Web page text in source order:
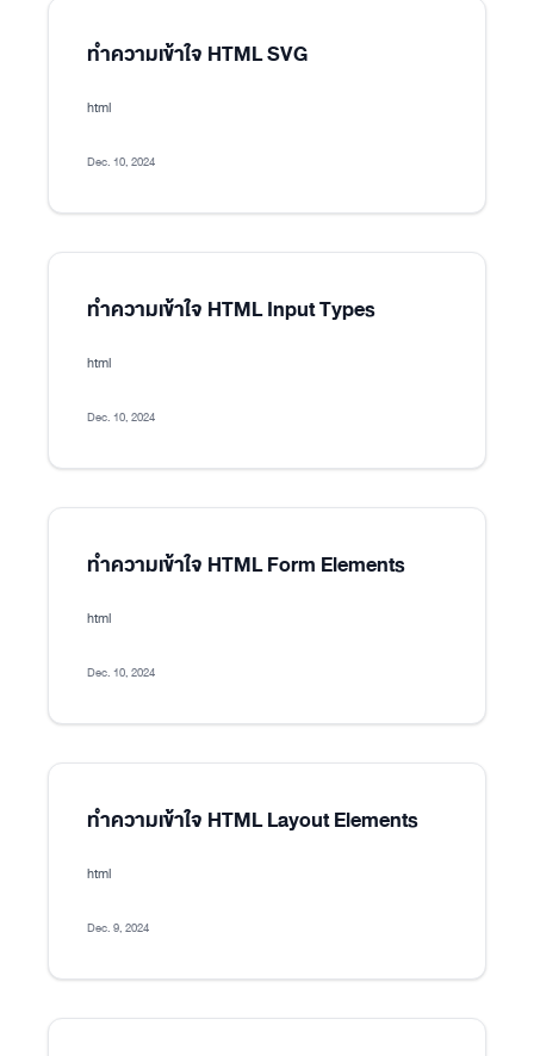
ทำความเข้าใจ HTML SVG
html
Dec. 10, 2024
ทำความเข้าใจ HTML Input Types
html
Dec. 10, 2024
ทำความเข้าใจ HTML Form Elements
html
Dec. 10, 2024
ทำความเข้าใจ HTML Layout Elements
html
Dec. 9, 2024